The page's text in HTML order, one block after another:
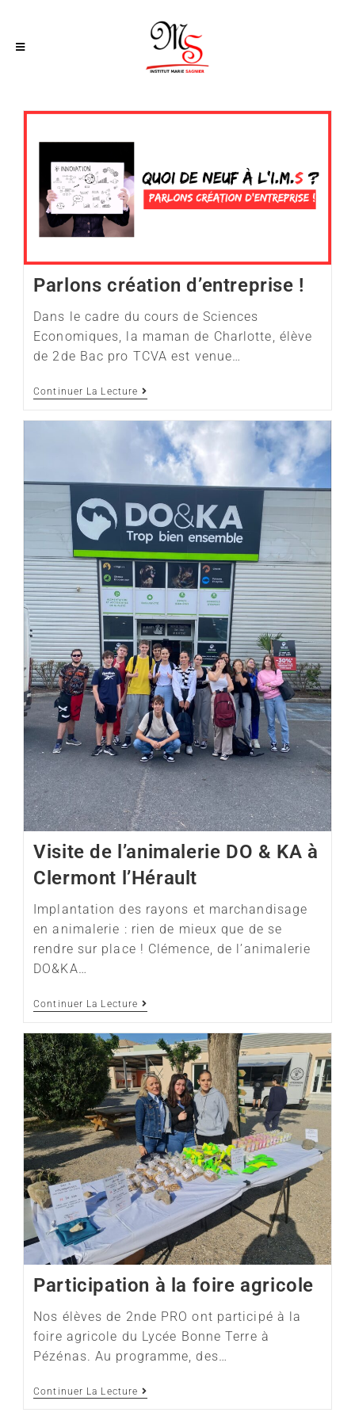
Parlons création d’entreprise !
Dans le cadre du cours de Sciences
Economiques, la maman de Charlotte, élève
de 2de Bac pro TCVA est venue…
Continuer La Lecture
Visite de l’animalerie DO & KA à
Clermont l’Hérault
Implantation des rayons et marchandisage
en animalerie : rien de mieux que de se
rendre sur place ! Clémence, de l’animalerie
DO&KA…
Continuer La Lecture
Participation à la foire agricole
Nos élèves de 2nde PRO ont participé à la
foire agricole du Lycée Bonne Terre à
Pézénas. Au programme, des…
Continuer La Lecture